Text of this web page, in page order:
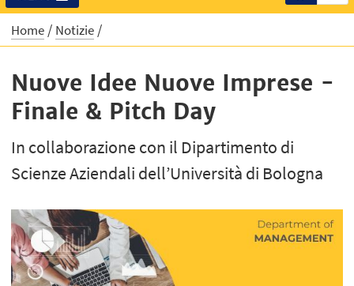
Home Notizie
Nuove Idee Nuove Imprese -
Finale & Pitch Day
In collaborazione con il Dipartimento di
Scienze Aziendali dell’Università di Bologna